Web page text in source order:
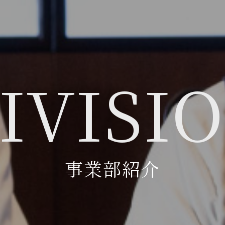
VISIO
事業部紹介